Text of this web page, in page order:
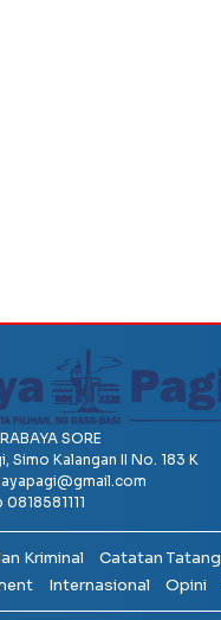
SORE
Simo Kalangan II No. 183 K
0818581111
Kriminal Catatan Tatang
Internasional Opini